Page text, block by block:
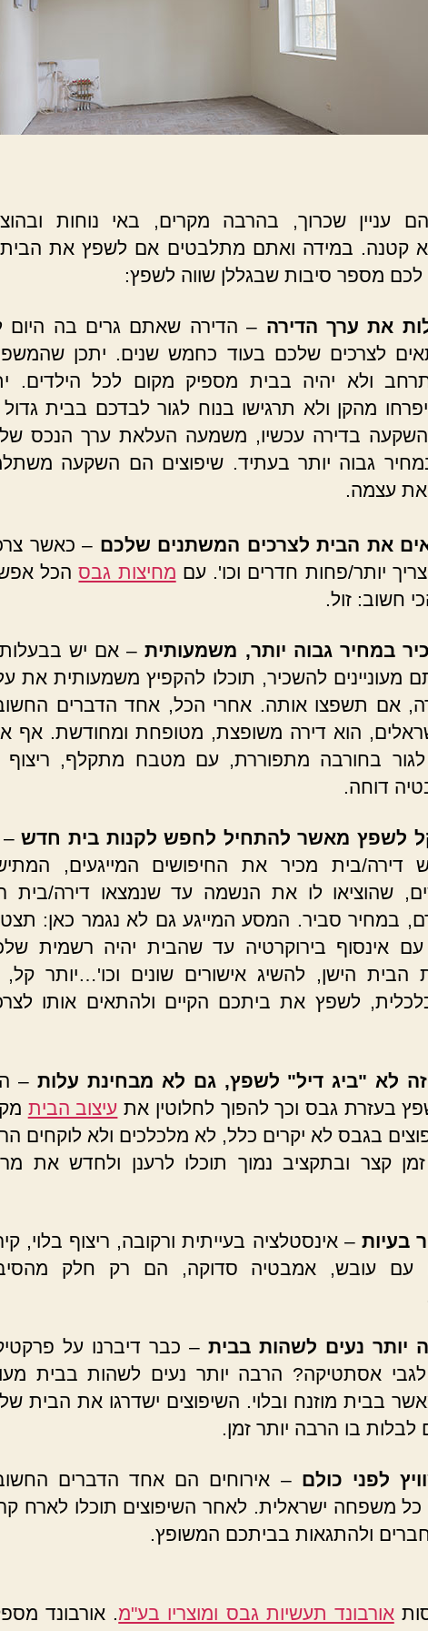
עניין שכרוך, בהרבה מקרים, באי נוחות
קטנה. במידה ואתם מתלבטים אם לשפץ את הבית
לכם מספר סיבות שבגללן שווה לשפץ:
את ערך הדירה – הדירה שאתם גרים בה היום
לצרכים שלכם בעוד כחמש שנים. יתכן
ולא יהיה בבית מספיק מקום לכל הילדים.
מהקן ולא תרגישו בנוח לגור לבדכם בבית
בדירה עכשיו, משמעה העלאת ערך הנכס
גבוה יותר בעתיד. שיפוצים הם השקעה
את עצמה.
את הבית לצרכים המשתנים שלכם – כאשר
יותר/פחות חדרים וכו'. עם מחיצות גבסהכל
חשוב: זול.
במחיר גבוה יותר, משמעותית– אם יש
מעוניינים להשכיר, תוכלו להקפיץ משמעותית את
אם תשפצו אותה. אחרי הכל, אחד הדברים
הוא דירה משופצת, מטופחת ומחודשת. אף
בחורבה מתפוררת, עם מטבח מתקלף, ריצוף
דוחה.
קל לשפץ מאשר להתחיל לחפש לקנות בית חדש–
דירה/בית מכיר את החיפושים המייגעים,
שהוציאו לו את הנשמה עד שנמצאו דירה/בית
במחיר סביר. המסע המייגע גם לא נגמר כאן:
אינסוף בירוקרטיה עד שהבית יהיה רשמית
הבית הישן, להשיג אישורים שונים וכו'…יותר
לשפץ את ביתכם הקיים ולהתאים אותו
לא "ביג דיל" לשפץ, גם לא מבחינת עלות –
בעזרת גבס וכך להפוך לחלוטין את עיצוב הבית
בגבס לא יקרים כלל, לא מלכלכים ולא לוקחים
קצר ובתקציב נמוך תוכלו לרענן ולחדש את
בעיות – אינסטלציה בעייתית ורקובה, ריצוף בלוי,
עם עובש, אמבטיה סדוקה, הם רק חלק
יותר נעים לשהות בבית – כבר דיברנו על
אסתטיקה? הרבה יותר נעים לשהות בבית
בבית מוזנח ובלוי. השיפוצים ישדרגו את הבית
לבלות בו הרבה יותר זמן.
לפני כולם – אירוחים הם אחד הדברים
כל משפחה ישראלית. לאחר השיפוצים תוכלו לארח
ולהתגאות בביתכם המשופץ.
אורבונד תעשיות גבס ומוצריו בע"מ. אורבונד